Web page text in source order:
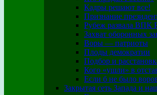
Кадры решают все!
Признание
Рубеж развала ВПК
Захват оборонных
Воры — патриоты
Плоды демократии
Подбор и
Кого «ушли» в
Если б не было
Закрытая сеть Запада и